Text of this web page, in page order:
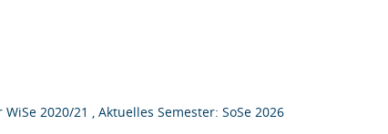
2020/21 , Aktuelles Semester: SoSe 2026